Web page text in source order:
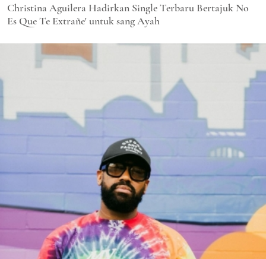
Christina Aguilera Hadirkan Single Terbaru Bertajuk No
Es Que Te Extrañe' untuk sang Ayah